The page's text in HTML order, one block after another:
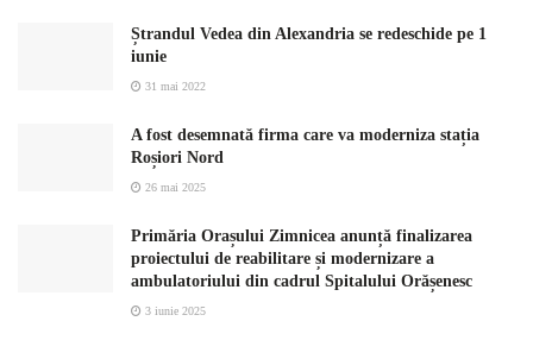
Ștrandul Vedea din Alexandria se redeschide pe 1
iunie
31 mai 2022
A fost desemnată firma care va moderniza stația
Roșiori Nord
26 mai 2025
Primăria Orașului Zimnicea anunță finalizarea
proiectului de reabilitare și modernizare a
ambulatoriului din cadrul Spitalului Orășenesc
3 iunie 2025